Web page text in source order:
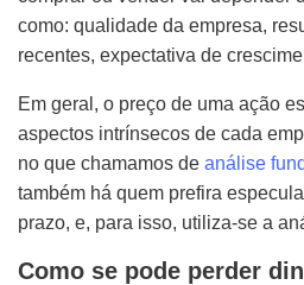
como: qualidade da empresa,
recentes, expectativa de
Em geral, o preço de uma ação
aspectos intrínsecos de cada
no que chamamos de análise
também há quem prefira
prazo, e, para isso, utiliza-se a
Como se pode perder